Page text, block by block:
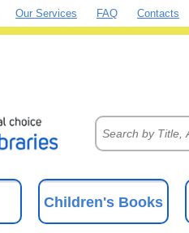
Our Services FAQ Contacts
Children's Books